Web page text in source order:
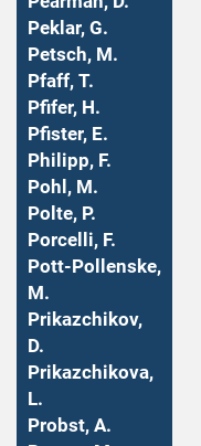
Peklar, G.
Petsch, M.
Pfaff, T.
Pfifer, H.
Pfister, E.
Philipp, F.
Pohl, M.
Polte, P.
Porcelli, F.
Pott-Pollenske,
M.
Prikazchikov,
D.
Prikazchikova,
L.
Probst, A.